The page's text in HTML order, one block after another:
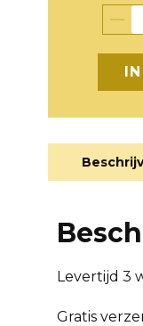
Levertijd 3
Gratis